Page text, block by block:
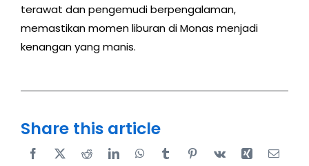
terawat dan pengemudi berpengalaman,
memastikan momen liburan di Monas menjadi
kenangan yang manis.
Share this article